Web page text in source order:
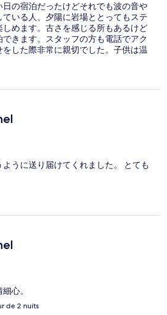
の宿泊だったけどそれでも波の音や
いる人、夕陽に岩場ととってもステ
めます。古さを感じる所もあるけど
きます。スタッフの方も電話でアク
した際非常に親切でした。子供は温
と言っています。海岸に散歩にも行
いホテルでした。
うに送り届けてくれました。 とても
心。
de 2 nuits